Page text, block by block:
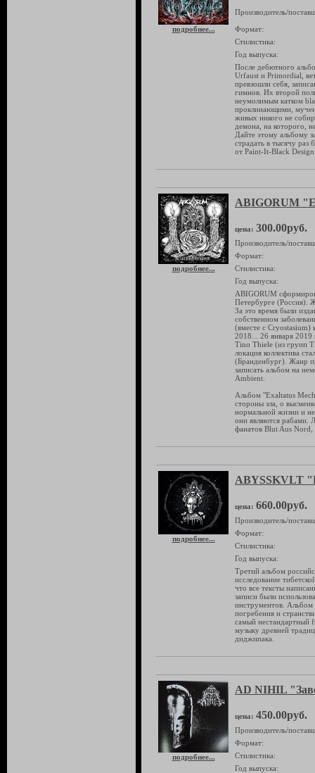
подробнее...
Производитель/
Формат:
Стилистика:
Год выпуска:
После дебютного
Urfaust и Primordial,
превзошли себя,
гимнов. Их второй
неумолимым катком
проклинающими,
живых никого не
демона, на которого,
Дайте этому альбому
страдать в тысячу
от Paint-It-Black
подробнее...
ABIGORUM
цена: 300.00руб.
Производитель/
Формат:
Стилистика:
Год выпуска:
ABIGORUM
Петербурге (Россия).
За это время были
собственном
(вместе с Cryostasium)
2018... 26 января 2019
Tino Thiele (из групп
локация коллектива
(Бранденбург). Жанр
записать альбом на
Ambient.
Альбом "Exaltatus
стороны зла, о
нормальной жизни и
они являются рабами.
фанатов Blut Aus
подробнее...
ABYSSKVLT
цена: 660.00руб.
Производитель/
Формат:
Стилистика:
Год выпуска:
Третий альбом
исследование
что все тексты
записи были
инструментов. Альбом
погребения и
самый нестандартный
музыку древней
диджипака.
подробнее...
AD NIHIL
цена: 450.00руб.
Производитель/
Формат:
Стилистика:
Год выпуска: